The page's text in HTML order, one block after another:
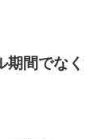
期間でなく